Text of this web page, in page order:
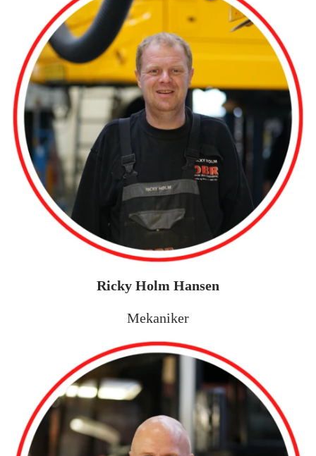
Ricky Holm Hansen
Mekaniker